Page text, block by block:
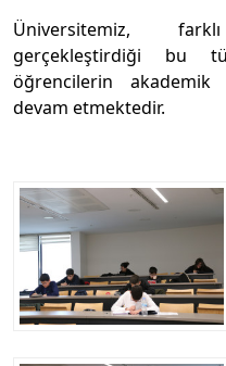
Üniversitemiz,
gerçekleştirdiği bu
öğrencilerin akademik
devam etmektedir.